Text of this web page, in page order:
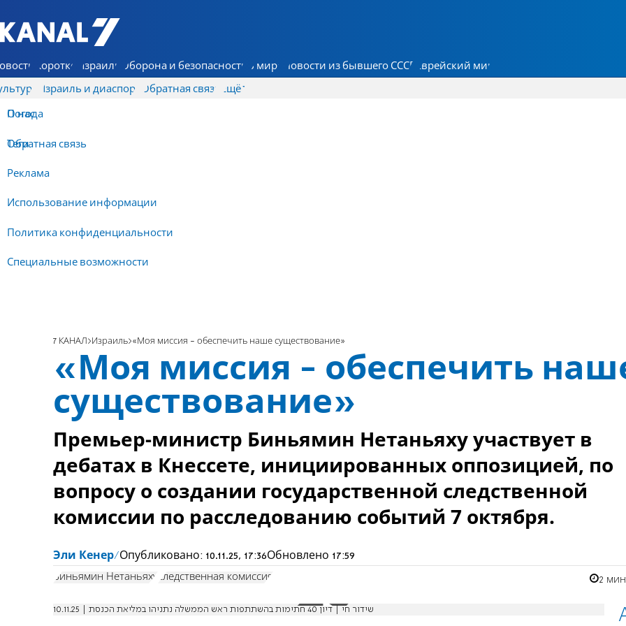
7 КАНАЛ - Аруц Шева
Коротко Израиль Оборона и безопасность В мире Новости из бывшего СССР Еврейский мир
Израиль и диаспора Обратная связь
О нас
Обратная связь
Реклама
Использование информации
Политика конфиденциальности
Специальные возможности
Ещё
Погода
Теги
7 КАНАЛ Израиль «Моя миссия - обеспечить наше существование»
«Моя миссия - обеспечить
существование»
Премьер-министр Биньямин Нетаньяху участвует в
дебатах в Кнессете, инициированных оппозицией, по
вопросу о создании государственной следственной
комиссии по расследованию событий 7 октября.
Эли Кенер Опубликовано: 10.11.25, 17:36Обновлено 17:59
Биньямин Нетаньяху следственная комиссия 2
שידור חי | דיון 40 חתימות בהשתתפות ראש הממשלה נתניהו במליאת הכנסת | 10.11.25